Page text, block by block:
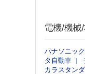
電機/機械
パナソニック
タ自動車
カラスタン